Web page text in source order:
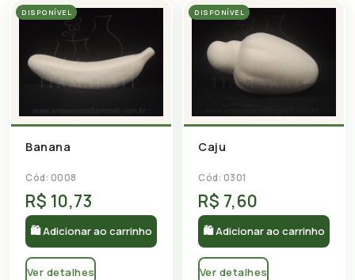
DISPONÍVEL
Banana
Cód: 0008
R$ 10,73
🛍 Adicionar ao carrinho
Ver detalhes
DISPONÍVEL
Caju
Cód: 0301
R$ 7,60
🛍 Adicionar ao carrinho
Ver detalhes